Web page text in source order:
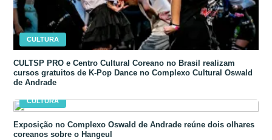
CULTURA
CULTSP PRO e Centro Cultural Coreano no Brasil realizam
cursos gratuitos de K-Pop Dance no Complexo Cultural Oswald
de Andrade
CULTURA
Exposição no Complexo Oswald de Andrade reúne dois olhares
coreanos sobre o Hangeul